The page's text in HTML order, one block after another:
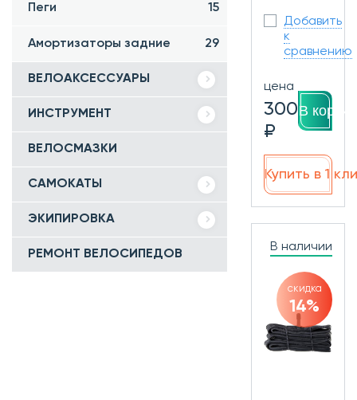
Пеги 15
Амортизаторы задние 29
ВЕЛОАКСЕССУАРЫ
ИНСТРУМЕНТ
ВЕЛОСМАЗКИ
САМОКАТЫ
ЭКИПИРОВКА
РЕМОНТ ВЕЛОСИПЕДОВ
Добавить
к
сравнению
цена
300
₽
В
Купить в 1
В наличии
скидка
14%